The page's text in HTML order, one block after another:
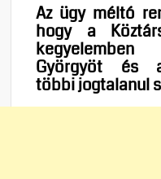
Az ügy méltó
hogy a
Györgyöt és
többi jogtalanul